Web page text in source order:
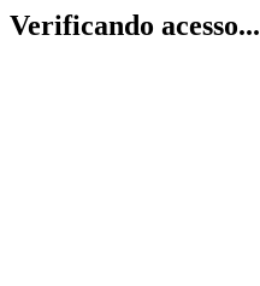
Verificando acesso...